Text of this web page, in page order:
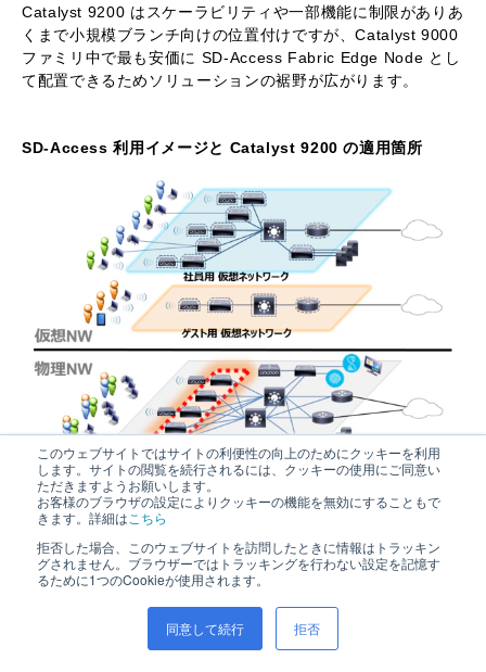
このウェブサイトではサイトの利便性の向上のためにクッキーを利用
します。サイトの閲覧を続行されるには、クッキーの使用にご同意い
ただきますようお願いします。
お客様のブラウザの設定によりクッキーの機能を無効にすることもで
きます。詳細は こちら
拒否した場合、このウェブサイトを訪問したときに情報はトラッキン
グされません。ブラウザーではトラッキングを行わない設定を記憶す
るために1つのCookieが使用されます。
同意して続行 拒否
Catalyst 9200 はスケーラビリティや一部機能に制限がありあ
くまで小規模ブランチ向けの位置付けですが、Catalyst 9000
ファミリ中で最も安価に SD-Access Fabric Edge Node とし
て配置できるためソリューションの裾野が広がります。
SD-Access 利用イメージと Catalyst 9200 の適用箇所
Cisco DNA/SD-Access についてのより詳しい情報は下記の
Netone 匠コラムをご参照ください。
参考：Netone 匠コラム
Cisco DNA Centerを利用したネットワークの運用管理